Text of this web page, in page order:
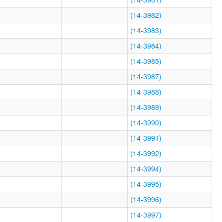
(14-3982)
(14-3983)
(14-3984)
(14-3985)
(14-3987)
(14-3988)
(14-3989)
(14-3990)
(14-3991)
(14-3992)
(14-3994)
(14-3995)
(14-3996)
(14-3997)